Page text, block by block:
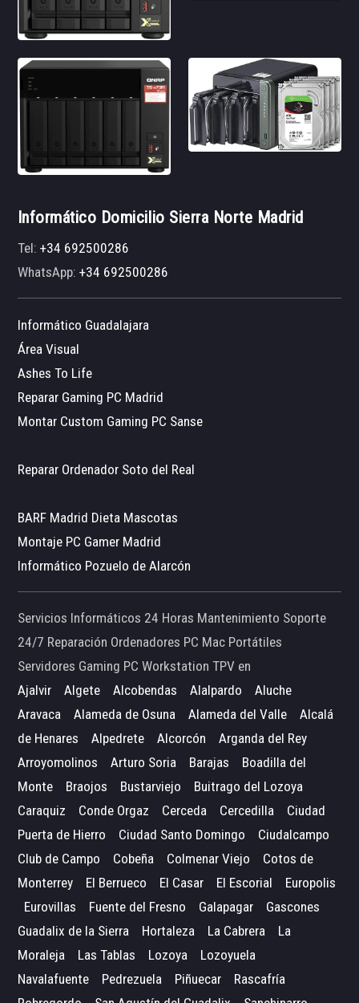
Informático Domicilio Sierra Norte Madrid
Tel:+34 692500286
WhatsApp:+34 692500286
Informático Guadalajara
Área Visual
Ashes To Life
Reparar Gaming PC Madrid
Montar Custom Gaming PC Sanse
Reparar Ordenador Soto del Real
BARF Madrid Dieta Mascotas
Montaje PC Gamer Madrid
Informático Pozuelo de Alarcón
Servicios Informáticos 24 Horas Mantenimiento Soporte
24/7 Reparación Ordenadores PC Mac Portátiles
Servidores Gaming PC Workstation TPV en
Ajalvir
Algete Alcobendas Alalpardo
Aluche
Aravaca
Alameda de Osuna Alameda del Valle
Alcalá
de Henares
Alpedrete Alcorcón
Arganda del Rey
Arroyomolinos
Arturo Soria Barajas
Boadilla del
Monte
Braojos Bustarviejo
Buitrago del Lozoya
Caraquiz
Conde Orgaz Cerceda Cercedilla
Ciudad
Puerta de Hierro
Ciudad Santo Domingo
Ciudalcampo
Club de Campo
Cobeña Colmenar Viejo
Cotos de
Monterrey
El Berrueco El Casar El Escorial
Europolis
Eurovillas
Fuente del Fresno Galapagar
Gascones
Guadalix de la Sierra
Hortaleza La Cabrera
La
Moraleja
Las Tablas Lozoya
Lozoyuela
Navalafuente
Pedrezuela Piñuecar
Rascafría